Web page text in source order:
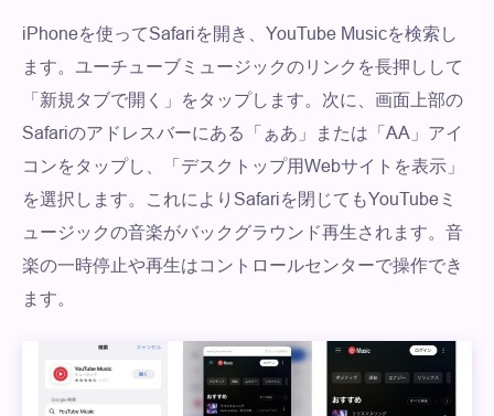
iPhoneを使ってSafariを開き、YouTube Musicを検索し
ます。ユーチューブミュージックのリンクを長押しして
「新規タブで開く」をタップします。次に、画面上部の
Safariのアドレスバーにある「ぁあ」または「AA」アイ
コンをタップし、「デスクトップ用Webサイトを表示」
を選択します。これによりSafariを閉じてもYouTubeミ
ュージックの音楽がバックグラウンド再生されます。音
楽の一時停止や再生はコントロールセンターで操作でき
ます。